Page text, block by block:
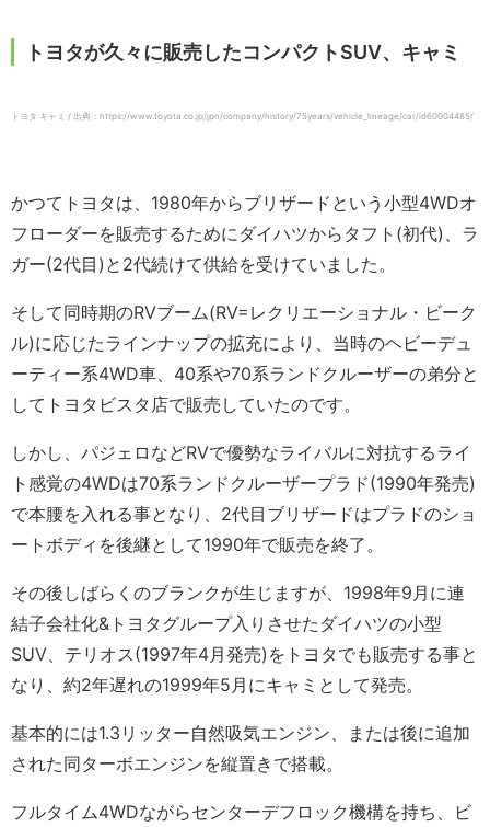
トヨタが久々に販売したコンパクトSUV、キャミ
トヨタ キャミ / 出典：https://www.toyota.co.jp/jpn/company/history/75years/vehicle_lineage/car/id60004485/
かつてトヨタは、1980年からブリザードという小型4WDオ
フローダーを販売するためにダイハツからタフト(初代)、ラ
ガー(2代目)と2代続けて供給を受けていました。
そして同時期のRVブーム(RV=レクリエーショナル・ビーク
ル)に応じたラインナップの拡充により、当時のヘビーデュ
ーティー系4WD車、40系や70系ランドクルーザーの弟分と
してトヨタビスタ店で販売していたのです。
しかし、パジェロなどRVで優勢なライバルに対抗するライ
ト感覚の4WDは70系ランドクルーザープラド(1990年発売)
で本腰を入れる事となり、2代目ブリザードはプラドのショ
ートボディを後継として1990年で販売を終了。
その後しばらくのブランクが生じますが、1998年9月に連
結子会社化&トヨタグループ入りさせたダイハツの小型
SUV、テリオス(1997年4月発売)をトヨタでも販売する事と
なり、約2年遅れの1999年5月にキャミとして発売。
基本的には1.3リッター自然吸気エンジン、または後に追加
された同ターボエンジンを縦置きで搭載。
フルタイム4WDながらセンターデフロック機構を持ち、ビ